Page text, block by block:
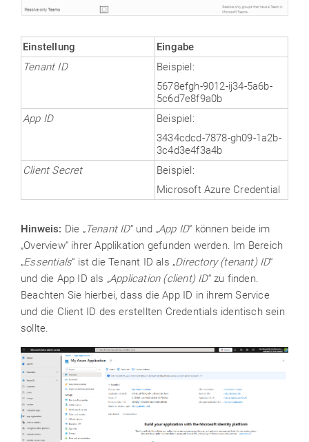
Einstellung
Eingabe
Tenant ID
Beispiel:
5678efgh-9012-ij34-5a6b-
5c6d7e8f9a0b
App ID
Beispiel:
3434cdcd-7878-gh09-1a2b-
3c4d3e4f3a4b
Client Secret
Beispiel:
Microsoft Azure Credential
Hinweis: Die „Tenant ID“ und „App ID“ können beide im
„Overview“ ihrer Applikation gefunden werden. Im Bereich
„Essentials“ ist die Tenant ID als „Directory (tenant) ID“
und die App ID als „Application (client) ID“ zu finden.
Beachten Sie hierbei, dass die App ID in ihrem Service
und die Client ID des erstellten Credentials identisch sein
sollte.